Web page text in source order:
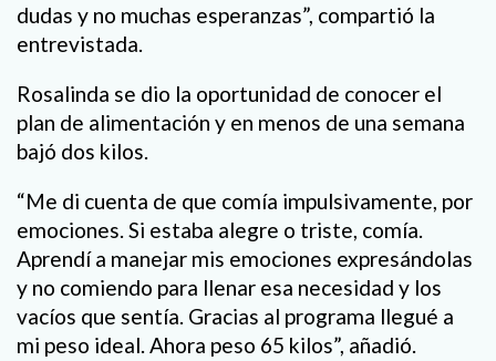
dudas y no muchas esperanzas”, compartió la
entrevistada.
Rosalinda se dio la oportunidad de conocer el
plan de alimentación y en menos de una semana
bajó dos kilos.
“Me di cuenta de que comía impulsivamente, por
emociones. Si estaba alegre o triste, comía.
Aprendí a manejar mis emociones expresándolas
y no comiendo para llenar esa necesidad y los
vacíos que sentía. Gracias al programa llegué a
mi peso ideal. Ahora peso 65 kilos”, añadió.